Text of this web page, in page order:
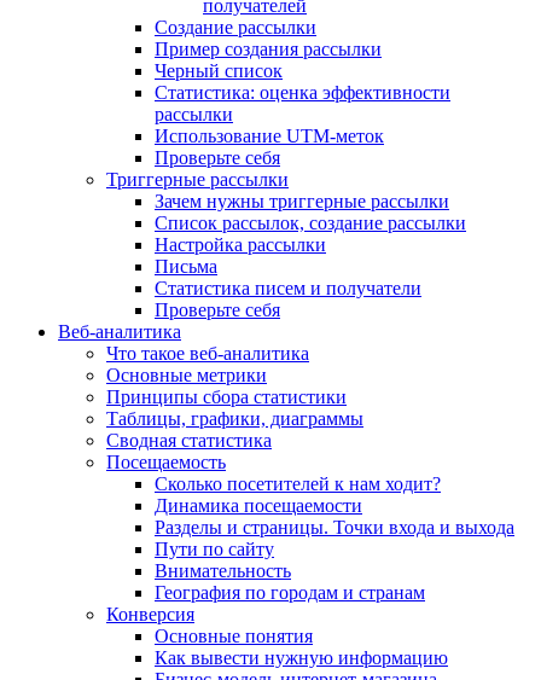
получателей
Создание рассылки
Пример создания рассылки
Черный список
Статистика: оценка эффективности
рассылки
Использование UTM-меток
Проверьте себя
Триггерные рассылки
Зачем нужны триггерные рассылки
Список рассылок, создание рассылки
Настройка рассылки
Письма
Статистика писем и получатели
Проверьте себя
Веб-аналитика
Что такое веб-аналитика
Основные метрики
Принципы сбора статистики
Таблицы, графики, диаграммы
Сводная статистика
Посещаемость
Сколько посетителей к нам ходит?
Динамика посещаемости
Разделы и страницы. Точки входа и выхода
Пути по сайту
Внимательность
География по городам и странам
Конверсия
Основные понятия
Как вывести нужную информацию